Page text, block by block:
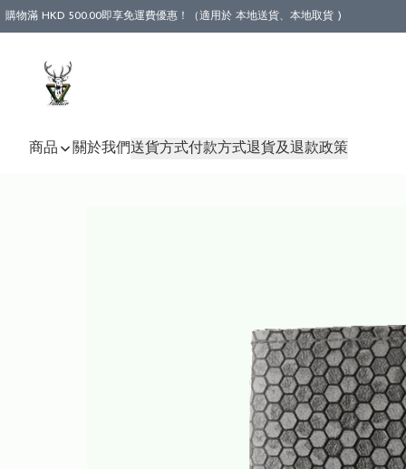
購物滿 HKD 500.00即享免運費優惠！（適用於 本地送貨、本地取貨 )
商品 關於我們送貨方式付款方式退貨及退款政策